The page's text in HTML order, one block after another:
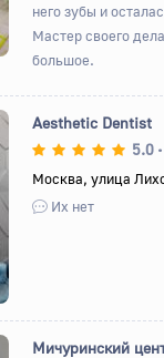
него зубы и
Мастер своего
большое.
Вперед
Aesthetic Dentist
5.0 •
Москва, улица
Их нет
Мичуринский